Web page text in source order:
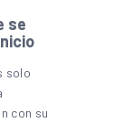
se
solo
con su